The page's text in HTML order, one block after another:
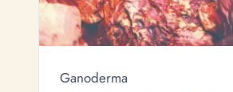
Ganoderma